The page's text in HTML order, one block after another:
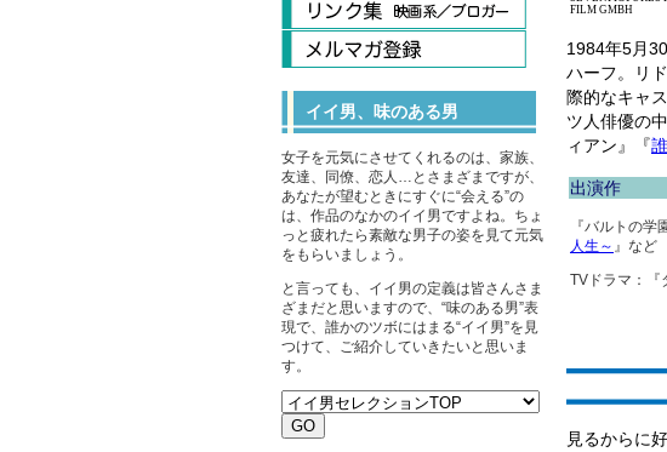
イイ男、味のある男
女子を元気にさせてくれるのは、家族、
友達、同僚、恋人…とさまざまですが、
あなたが望むときにすぐに“会える”の
は、作品のなかのイイ男ですよね。ちょ
っと疲れたら素敵な男子の姿を見て元気
をもらいましょう。
と言っても、イイ男の定義は皆さんさま
ざまだと思いますので、“味のある男”表
現で、誰かのツボにはまる“イイ男”を見
つけて、ご紹介していきたいと思いま
す。
FILM GMBH
1984年5月
ハーフ。リ
際的なキャ
ツ人俳優の
ィアン』『
出演作
『バルトの
人生～ 』など
TVドラマ：『
見るからに